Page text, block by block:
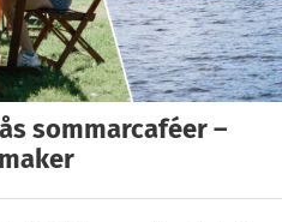
sommarcaféer –